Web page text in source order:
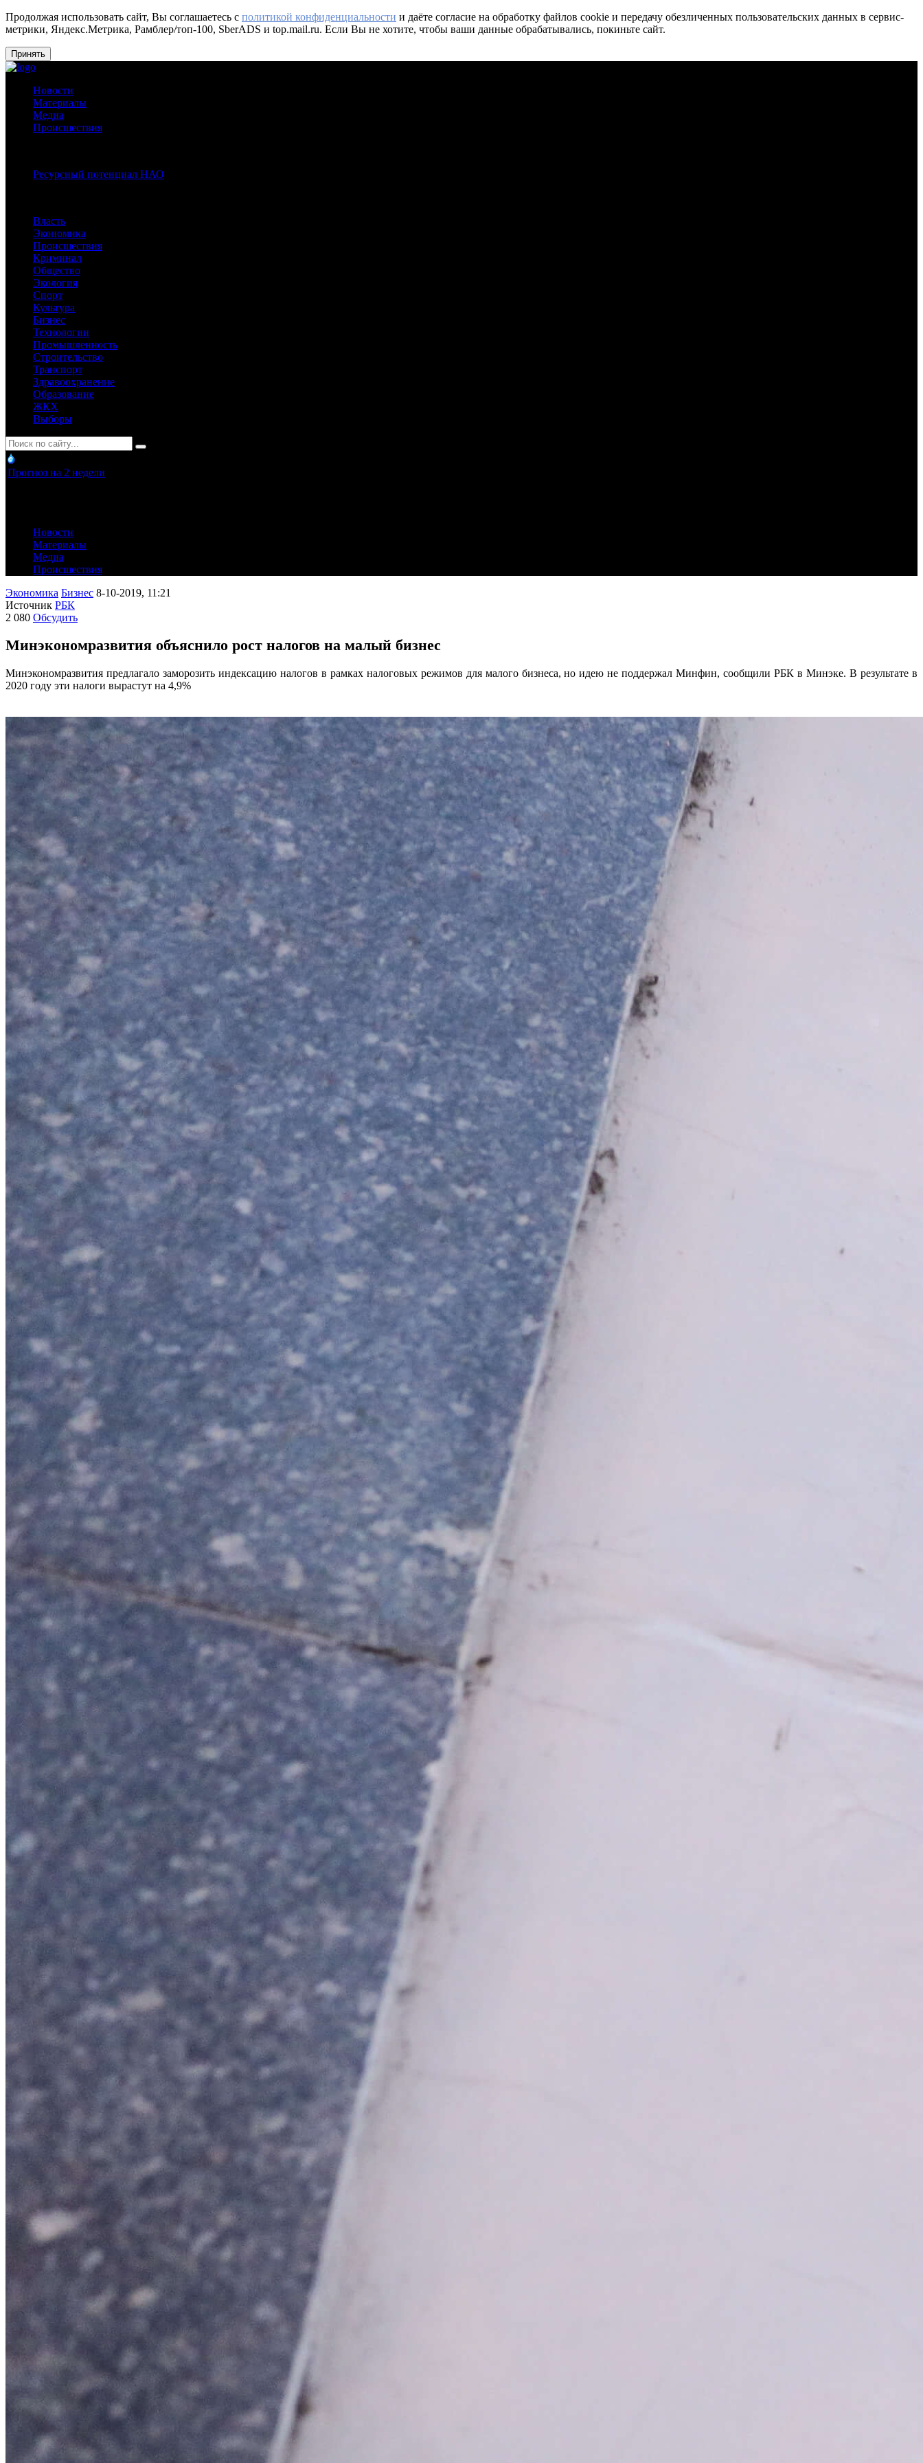
Продолжая использовать сайт, Вы соглашаетесь с политикой конфиденциальности и даёте согласие на обработку файлов cookie и передачу обезличенных пользовательских данных в сервис-
метрики, Яндекс.Метрика, Рамблер/топ-100, SberADS и top.mail.ru. Если Вы не хотите, чтобы ваши данные обрабатывались, покиньте сайт.
Принять
Новости
Материалы
Медиа
Происшествия
Ресурсный потенциал НАО
Власть
Экономика
Происшествия
Криминал
Общество
Экология
Спорт
Культура
Бизнес
Технологии
Промышленность
Строительство
Транспорт
Здравоохранение
Образование
ЖКХ
Выборы
Прогноз на 2 недели
Новости
Материалы
Медиа
Происшествия
Экономика Бизнес 8-10-2019, 11:21
Источник РБК
2 080 Обсудить
Минэкономразвития объяснило рост налогов на малый бизнес
Минэкономразвития предлагало заморозить индексацию налогов в рамках налоговых режимов для малого бизнеса, но идею не поддержал Минфин, сообщили РБК в Минэке. В результате в
2020 году эти налоги вырастут на 4,9%